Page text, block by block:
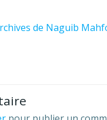
de Naguib